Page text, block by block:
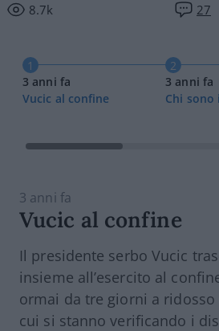
8.7k 27
1
3 anni fa
Vucic al confine
2
3 anni fa
Chi
3 anni fa
Vucic al confine
Il presidente serboVucic
insieme all’esercito al
ormai da tre giorni a
cui si stanno verificando i